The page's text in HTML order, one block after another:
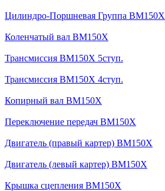
Цилиндро-Поршневая Группа BM150X
Коленчатый вал BM150X
Трансмиссия BM150X 5ступ.
Трансмиссия BM150X 4ступ.
Копирный вал BM150X
Переключение передач BM150X
Двигатель (правый картер) BM150X
Двигатель (левый картер) BM150X
Крышка сцепления BM150X